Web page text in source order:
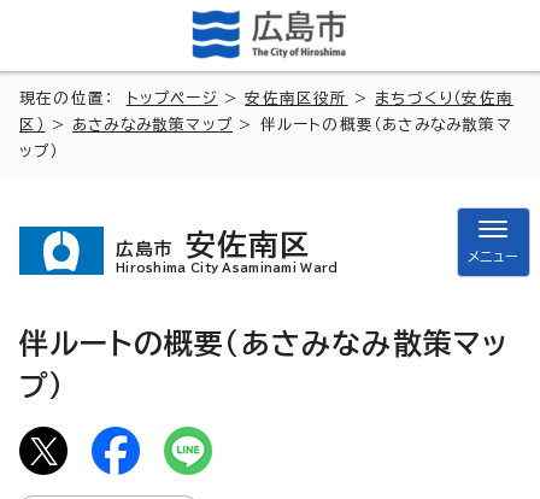
現在の位置： トップページ >安佐南区役所 > まちづくり（安佐南
区）
> あさみなみ散策マップ > 伴ルートの概要（あさみなみ散策マ
ップ）
広島市 安佐南区
Hiroshima City Asaminami Ward
メニュー
伴ルートの概要（あさみなみ散策マッ
プ）